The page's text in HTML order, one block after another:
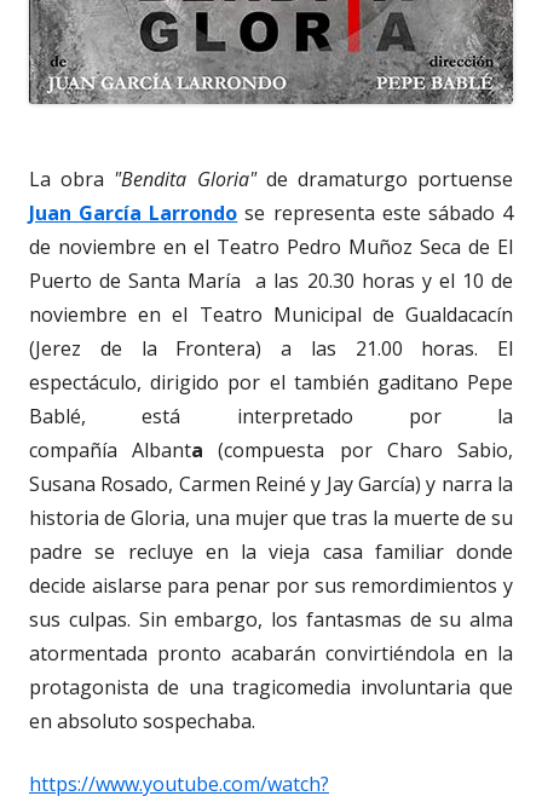
La obra "Bendita Gloria"de dramaturgo portuense
Juan García Larrondo se representa este sábado 4
de noviembre en el Teatro Pedro Muñoz Seca de El
Puerto de Santa María a las 20.30 horas y el 10 de
noviembre en el Teatro Municipal de Gualdacacín
(Jerez de la Frontera) a las 21.00 horas. El
espectáculo, dirigido por el también gaditano Pepe
Bablé, está interpretado por la
compañía Albanta (compuesta por Charo Sabio,
Susana Rosado, Carmen Reiné y Jay García) y narra la
historia de Gloria, una mujer que tras la muerte de su
padre se recluye en la vieja casa familiar donde
decide aislarse para penar por sus remordimientos y
sus culpas. Sin embargo, los fantasmas de su alma
atormentada pronto acabarán convirtiéndola en la
protagonista de una tragicomedia involuntaria que
en absoluto sospechaba.
https://www.youtube.com/watch?